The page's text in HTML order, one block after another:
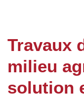
Travaux
milieu
solution